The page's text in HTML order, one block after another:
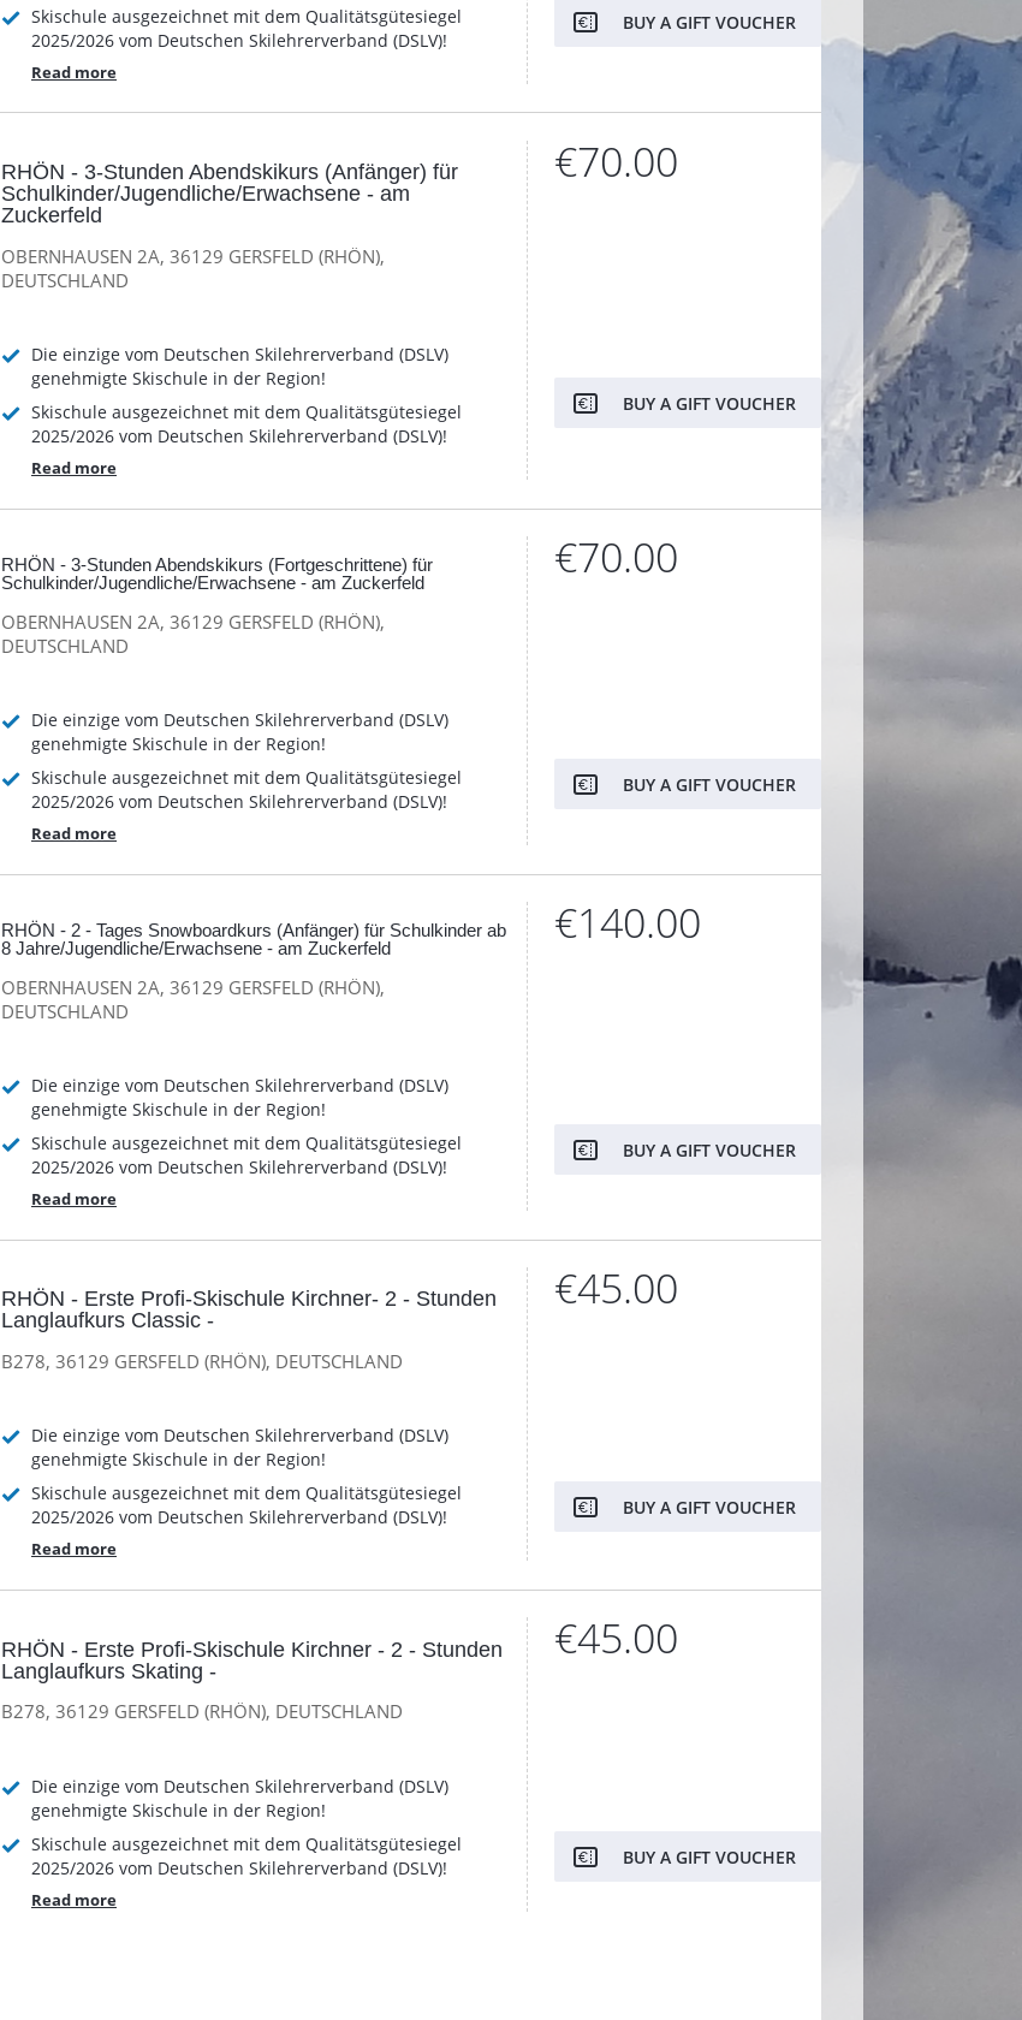
Skischule ausgezeichnet mit dem Qualitätsgütesiegel
2025/2026 vom Deutschen Skilehrerverband (DSLV)!
Read more
BUY A GIFT VOUCHER
RHÖN - 3-Stunden Abendskikurs (Anfänger) für
Schulkinder/Jugendliche/Erwachsene - am
Zuckerfeld
OBERNHAUSEN 2A, 36129 GERSFELD (RHÖN),
DEUTSCHLAND
Die einzige vom Deutschen Skilehrerverband (DSLV)
genehmigte Skischule in der Region!
Skischule ausgezeichnet mit dem Qualitätsgütesiegel
2025/2026 vom Deutschen Skilehrerverband (DSLV)!
Read more
€70.00
BUY A GIFT VOUCHER
RHÖN - 3-Stunden Abendskikurs (Fortgeschrittene) für
Schulkinder/Jugendliche/Erwachsene - am Zuckerfeld
OBERNHAUSEN 2A, 36129 GERSFELD (RHÖN),
DEUTSCHLAND
Die einzige vom Deutschen Skilehrerverband (DSLV)
genehmigte Skischule in der Region!
Skischule ausgezeichnet mit dem Qualitätsgütesiegel
2025/2026 vom Deutschen Skilehrerverband (DSLV)!
Read more
€70.00
BUY A GIFT VOUCHER
RHÖN - 2 - Tages Snowboardkurs (Anfänger) für Schulkinder ab
8 Jahre/Jugendliche/Erwachsene - am Zuckerfeld
OBERNHAUSEN 2A, 36129 GERSFELD (RHÖN),
DEUTSCHLAND
Die einzige vom Deutschen Skilehrerverband (DSLV)
genehmigte Skischule in der Region!
Skischule ausgezeichnet mit dem Qualitätsgütesiegel
2025/2026 vom Deutschen Skilehrerverband (DSLV)!
Read more
€140.00
BUY A GIFT VOUCHER
RHÖN - Erste Profi-Skischule Kirchner- 2 - Stunden
Langlaufkurs Classic -
B278, 36129 GERSFELD (RHÖN), DEUTSCHLAND
Die einzige vom Deutschen Skilehrerverband (DSLV)
genehmigte Skischule in der Region!
Skischule ausgezeichnet mit dem Qualitätsgütesiegel
2025/2026 vom Deutschen Skilehrerverband (DSLV)!
Read more
€45.00
BUY A GIFT VOUCHER
RHÖN - Erste Profi-Skischule Kirchner - 2 - Stunden
Langlaufkurs Skating -
B278, 36129 GERSFELD (RHÖN), DEUTSCHLAND
Die einzige vom Deutschen Skilehrerverband (DSLV)
genehmigte Skischule in der Region!
Skischule ausgezeichnet mit dem Qualitätsgütesiegel
2025/2026 vom Deutschen Skilehrerverband (DSLV)!
Read more
€45.00
BUY A GIFT VOUCHER